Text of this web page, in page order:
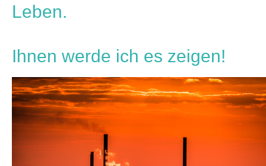
Leben.
Ihnen werde ich es zeigen!